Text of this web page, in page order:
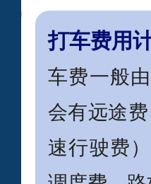
打车费用
车费一般
会有远途
速行驶费